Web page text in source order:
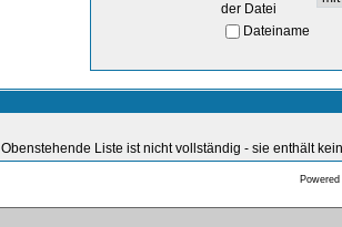
der Datei
Dateiname
Obenstehende Liste ist nicht vollständig - sie enthält